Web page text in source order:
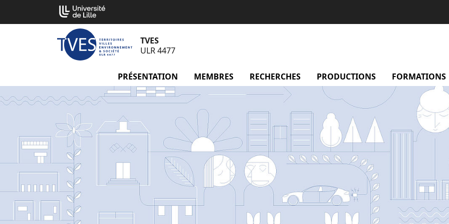
contenu
TVES
ULR 4477
PRÉSENTATION menu Présentation
MEMBRES menu Membres
RECHERCHES menu Recherches
PRODUCTIONS menu
FORMATIONS
Cookies management panel